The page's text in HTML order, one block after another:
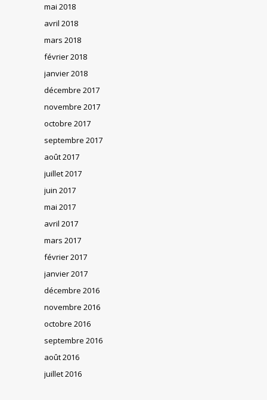
mai 2018
avril 2018
mars 2018
février 2018
janvier 2018
décembre 2017
novembre 2017
octobre 2017
septembre 2017
août 2017
juillet 2017
juin 2017
mai 2017
avril 2017
mars 2017
février 2017
janvier 2017
décembre 2016
novembre 2016
octobre 2016
septembre 2016
août 2016
juillet 2016